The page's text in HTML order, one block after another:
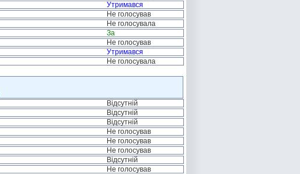
Утримався
Не голосував
Не голосувала
За
Не голосував
Утримався
Не голосувала
Відсутній
Відсутній
Відсутній
Не голосував
Не голосував
Не голосував
Відсутній
Не голосував